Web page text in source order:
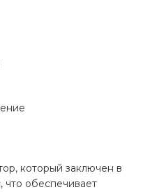
который заключен в
что обеспечивает